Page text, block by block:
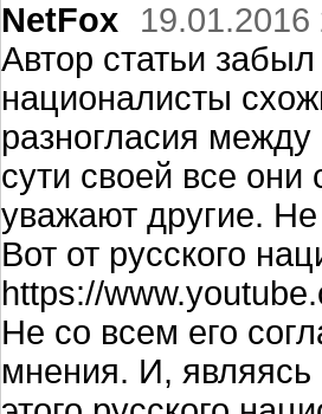
NetFox
19.01.2016
Автор статьи
националисты
разногласия
сути своей все
уважают другие.
Вот от русского
https://
Не со всем его
мнения. И,